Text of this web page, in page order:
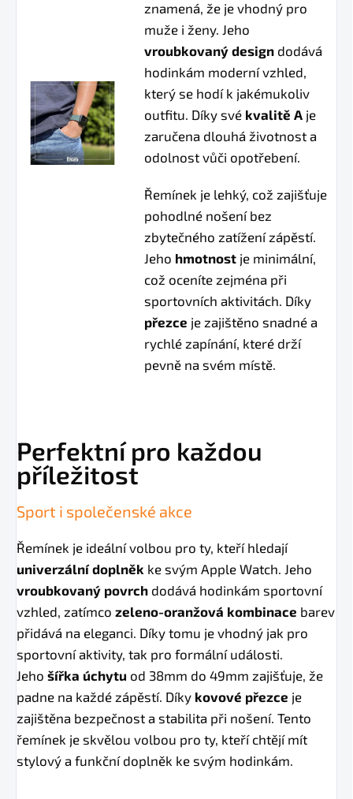
znamená, že je vhodný pro
muže i ženy. Jeho
vroubkovaný design dodává
hodinkám moderní vzhled,
který se hodí k jakémukoliv
outfitu. Díky své kvalitě A je
zaručena dlouhá životnost a
odolnost vůči opotřebení.
Řemínek je lehký, což zajišťuje
pohodlné nošení bez
zbytečného zatížení zápěstí.
Jeho hmotnost je minimální,
což oceníte zejména při
sportovních aktivitách. Díky
přezce je zajištěno snadné a
rychlé zapínání, které drží
pevně na svém místě.
Perfektní pro každou
příležitost
Sport i společenské akce
Řemínek je ideální volbou pro ty, kteří hledají
univerzální doplněk ke svým Apple Watch. Jeho
vroubkovaný povrch dodává hodinkám sportovní
vzhled, zatímco zeleno-oranžová kombinace barev
přidává na eleganci. Díky tomu je vhodný jak pro
sportovní aktivity, tak pro formální události.
Jeho šířka úchytu od 38mm do 49mm zajišťuje, že
padne na každé zápěstí. Díky kovové přezce je
zajištěna bezpečnost a stabilita při nošení. Tento
řemínek je skvělou volbou pro ty, kteří chtějí mít
stylový a funkční doplněk ke svým hodinkám.